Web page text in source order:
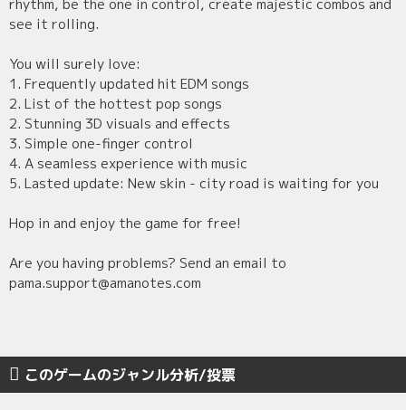
rhythm, be the one in control, create majestic combos and
see it rolling.
You will surely love:
1. Frequently updated hit EDM songs
2. List of the hottest pop songs
2. Stunning 3D visuals and effects
3. Simple one-finger control
4. A seamless experience with music
5. Lasted update: New skin - city road is waiting for you
Hop in and enjoy the game for free!
Are you having problems? Send an email to
pama.support@amanotes.com
このゲームのジャンル分析/投票